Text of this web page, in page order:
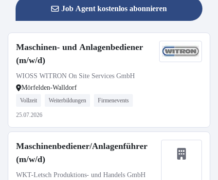
Job Agent kostenlos abonnieren
Maschinen- und Anlagenbediener
(m/w/d)
WIOSS WITRON On Site Services GmbH
Mörfelden-Walldorf
Vollzeit Weiterbildungen Firmenevents
25.07.2026
Maschinenbediener/Anlagenführer
(m/w/d)
WKT-Letsch Produktions- und Handels GmbH